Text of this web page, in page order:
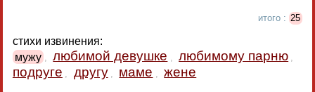
итого : 25
стихи извинения:
мужу , любимой девушке , любимому парню ,
подруге , другу , маме , жене